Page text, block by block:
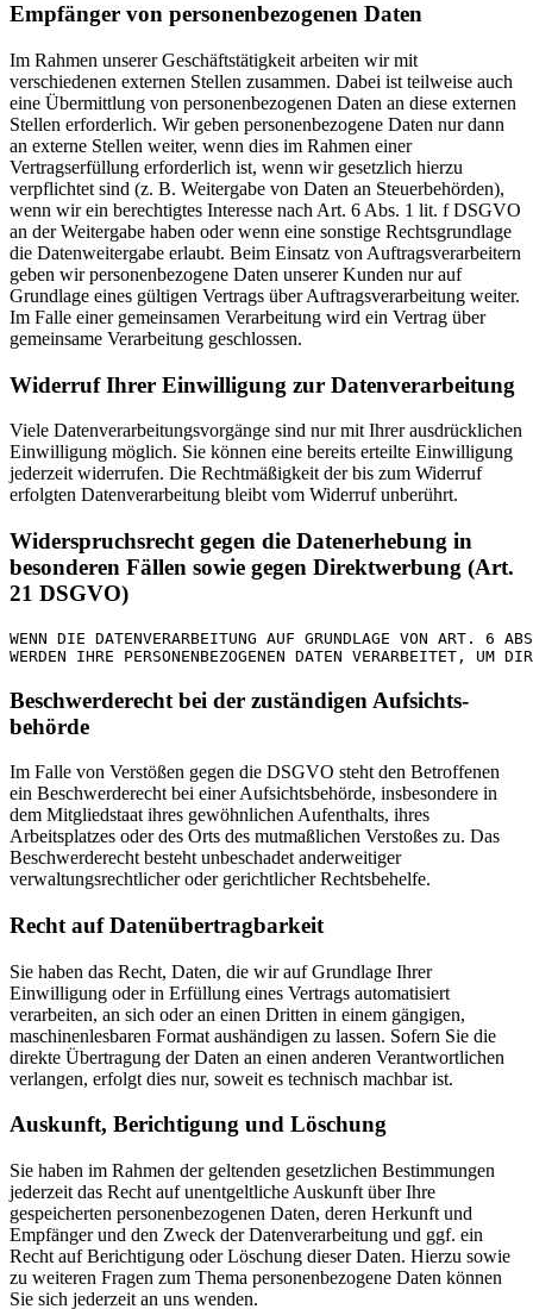
Empfänger von personenbezogenen Daten
Im Rahmen unserer Geschäftstätigkeit arbeiten wir mit
verschiedenen externen Stellen zusammen. Dabei ist teilweise auch
eine Übermittlung von personenbezogenen Daten an diese externen
Stellen erforderlich. Wir geben personenbezogene Daten nur dann
an externe Stellen weiter, wenn dies im Rahmen einer
Vertragserfüllung erforderlich ist, wenn wir gesetzlich hierzu
verpflichtet sind (z. B. Weitergabe von Daten an Steuerbehörden),
wenn wir ein berechtigtes Interesse nach Art. 6 Abs. 1 lit. f DSGVO
an der Weitergabe haben oder wenn eine sonstige Rechtsgrundlage
die Datenweitergabe erlaubt. Beim Einsatz von Auftragsverarbeitern
geben wir personenbezogene Daten unserer Kunden nur auf
Grundlage eines gültigen Vertrags über Auftragsverarbeitung weiter.
Im Falle einer gemeinsamen Verarbeitung wird ein Vertrag über
gemeinsame Verarbeitung geschlossen.
Widerruf Ihrer Einwilligung zur Datenverarbeitung
Viele Datenverarbeitungsvorgänge sind nur mit Ihrer ausdrücklichen
Einwilligung möglich. Sie können eine bereits erteilte Einwilligung
jederzeit widerrufen. Die Rechtmäßigkeit der bis zum Widerruf
erfolgten Datenverarbeitung bleibt vom Widerruf unberührt.
Widerspruchsrecht gegen die Datenerhebung in
besonderen Fällen sowie gegen Direktwerbung (Art.
21 DSGVO)
WENN DIE DATENVERARBEITUNG AUF GRUNDLAGE VON ART. 6
WERDEN IHRE PERSONENBEZOGENEN DATEN VERARBEITET, UM
Beschwerde­recht bei der zuständigen Aufsichts­
behörde
Im Falle von Verstößen gegen die DSGVO steht den Betroffenen
ein Beschwerderecht bei einer Aufsichtsbehörde, insbesondere in
dem Mitgliedstaat ihres gewöhnlichen Aufenthalts, ihres
Arbeitsplatzes oder des Orts des mutmaßlichen Verstoßes zu. Das
Beschwerderecht besteht unbeschadet anderweitiger
verwaltungsrechtlicher oder gerichtlicher Rechtsbehelfe.
Recht auf Daten­übertrag­barkeit
Sie haben das Recht, Daten, die wir auf Grundlage Ihrer
Einwilligung oder in Erfüllung eines Vertrags automatisiert
verarbeiten, an sich oder an einen Dritten in einem gängigen,
maschinenlesbaren Format aushändigen zu lassen. Sofern Sie die
direkte Übertragung der Daten an einen anderen Verantwortlichen
verlangen, erfolgt dies nur, soweit es technisch machbar ist.
Auskunft, Berichtigung und Löschung
Sie haben im Rahmen der geltenden gesetzlichen Bestimmungen
jederzeit das Recht auf unentgeltliche Auskunft über Ihre
gespeicherten personenbezogenen Daten, deren Herkunft und
Empfänger und den Zweck der Datenverarbeitung und ggf. ein
Recht auf Berichtigung oder Löschung dieser Daten. Hierzu sowie
zu weiteren Fragen zum Thema personenbezogene Daten können
Sie sich jederzeit an uns wenden.